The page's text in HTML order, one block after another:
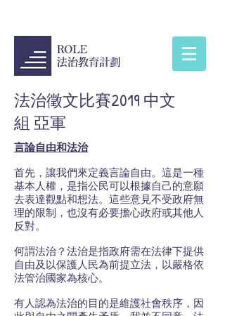
法治徵文比賽2019 中文
組 亞軍
言論自由和法治
首先，讓我們來定義言論自由。這是一種
基本人權，是指公民可以根據自己的意願
去表達觀點和想法。這些意見不受政府無
理的限制，也沒有必要擔心政府或其他人
反對。
何謂法治？法治是指政府需在法律下提供
自由及以保護人民為前提立法，以嚴格依
法管治國家為核心。
有人認為法治的目的是維護社會秩序，因